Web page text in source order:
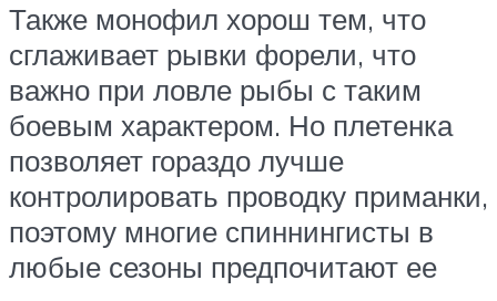
Также монофил хорош тем, что
сглаживает рывки форели, что
важно при ловле рыбы с таким
боевым характером. Но плетенка
позволяет гораздо лучше
контролировать проводку приманки,
поэтому многие спиннингисты в
любые сезоны предпочитают ее